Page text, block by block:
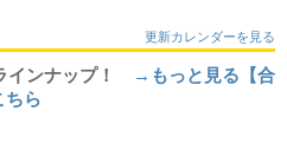
更新カレンダーを見る
ンナップ！
→もっと見る【合
ちら